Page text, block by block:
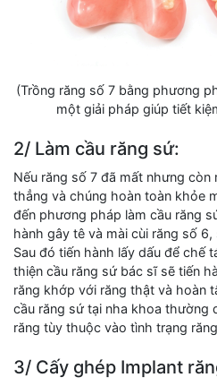
(Trồng răng số 7 bằng phương
một giải pháp giúp tiết
2/ Làm cầu răng sứ:
Nếu răng số 7 đã mất nhưng
thẳng và chúng hoàn toàn khỏe
đến phương pháp làm cầu răng
hành gây tê và mài cùi răng số
Sau đó tiến hành lấy dấu để chế
thiện cầu răng sứ bác sĩ sẽ tiến
răng khớp với răng thật và hoàn
cầu răng sứ tại nha khoa
răng tùy thuộc vào tình trạng
3/ Cấy ghép Implant